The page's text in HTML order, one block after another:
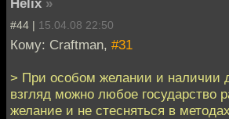
#44 | 15.04.08 22:50
Кому: Craftman, #31
> При особом желании и наличии
взгляд можно любое государство
желание и не стесняться в